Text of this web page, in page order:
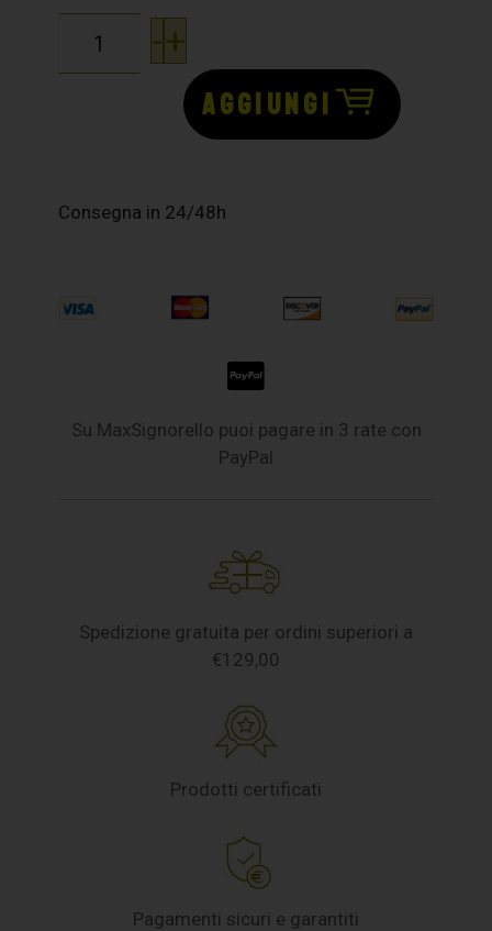
-+
AGGIUNGI
Consegna in 24/48h
Su MaxSignorello puoi pagare in 3 rate con
PayPal
Spedizione gratuita per ordini superiori a
€129,00
Prodotti certificati
Pagamenti sicuri e garantiti